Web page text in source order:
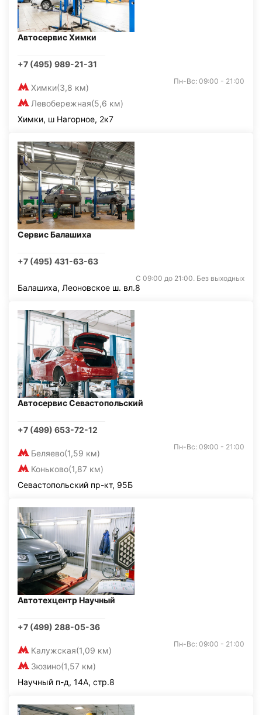
Автосервис Химки
+7 (495) 989-21-31
Химки(3,8 км)
Левобережная(5,6 км)
Пн-Вс: 09:00 - 21:00
Химки, ш Нагорное, 2к7
Сервис Балашиха
+7 (495) 431-63-63
С 09:00 до 21:00. Без выходных
Балашиха, Леоновское ш. вл.8
Автосервис Севастопольский
+7 (499) 653-72-12
Беляево(1,59 км)
Коньково(1,87 км)
Пн-Вс: 09:00 - 21:00
Севастопольский пр-кт, 95Б
Автотехцентр Научный
+7 (499) 288-05-36
Калужская(1,09 км)
Зюзино(1,57 км)
Пн-Вс: 09:00 - 21:00
Научный п-д, 14А, стр.8